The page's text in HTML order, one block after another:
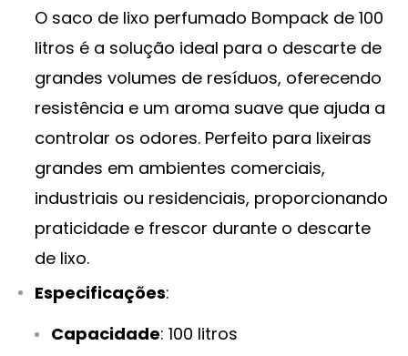
O saco de lixo perfumado Bompack de 100
litros é a solução ideal para o descarte de
grandes volumes de resíduos, oferecendo
resistência e um aroma suave que ajuda a
controlar os odores. Perfeito para lixeiras
grandes em ambientes comerciais,
industriais ou residenciais, proporcionando
praticidade e frescor durante o descarte
de lixo.
Especificações:
Capacidade: 100 litros